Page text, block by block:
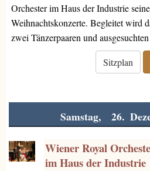
Orchester im Haus der Industrie
Weihnachtskonzerte. Begleitet wird
zwei Tänzerpaaren und
Sitzplan
Samstag, 26.
Wiener Royal
im Haus der Industrie